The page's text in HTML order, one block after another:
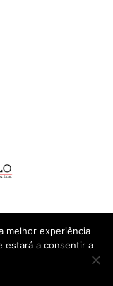
melhor experiência
estará a consentir a